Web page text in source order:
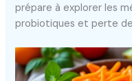
prépare à explorer les
probiotiques et perte